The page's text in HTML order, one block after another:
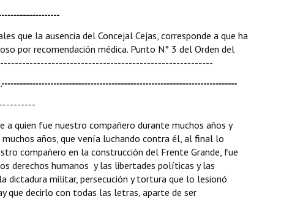
que la ausencia del Concejal Cejas, corresponde a que ha
por recomendación médica. Punto N° 3 del Orden del
a quien fue nuestro compañero durante muchos años y
años, que venía luchando contra él, al final lo
compañero en la construcción del Frente Grande, fue
derechos humanos y las libertades políticas y las
dictadura militar, persecución y tortura que lo lesionó
que decirlo con todas las letras, aparte de ser